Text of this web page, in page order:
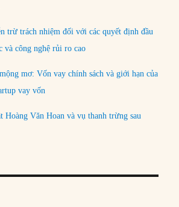
trừ trách nhiệm đối với các quyết định đầu
và công nghệ rủi ro cao
mơ: Vốn vay chính sách và giới hạn của
vay vốn
Hoàng Văn Hoan và vụ thanh trừng sau